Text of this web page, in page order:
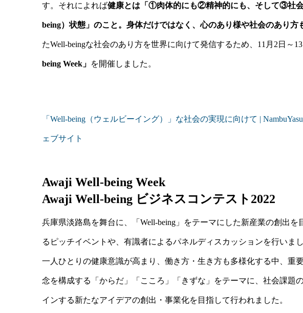
す。それによれば健康とは「①肉体的にも②精神的にも、そして③社
being）状態」のこと。身体だけではなく、心のあり様や社会のあり方
たWell-beingな社会のあり方を世界に向けて発信するため、11月2日～
being Week」 を開催しました。
「Well-being（ウェルビーイング）」な社会の実現に向けて |
ェブサイト
Awaji Well-being Week
Awaji Well-being ビジネスコンテスト2022
兵庫県淡路島を舞台に、「Well-being」をテーマにした新産業の創出を
るピッチイベントや、有識者によるパネルディスカッションを行いまし
一人ひとりの健康意識が高まり、働き方・生き方も多様化する中、重
念を構成する「からだ」「こころ」「きずな」をテーマに、社会課題
インする新たなアイデアの創出・事業化を目指して行われました。